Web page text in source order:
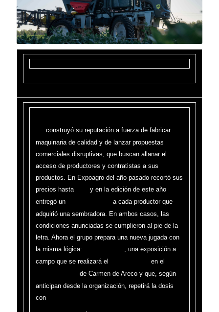
construyó su reputación a fuerza de fabricar
maquinaria de calidad y de lanzar propuestas
comerciales disruptivas, que buscan allanar el
acceso de productores y contratistas a sus
productos. En Expoagro del año pasado recortó sus
precios hasta
y en la edición de este año
entregó un
a cada productor que
adquirió una sembradora. En ambos casos, las
condiciones anunciadas se cumplieron al pie de la
letra. Ahora el grupo prepara una nueva jugada con
la misma lógica:
, una exposición a
campo que se realizará el
en el
de Carmen de Areco y que, según
anticipan desde la organización, repetirá la dosis
con